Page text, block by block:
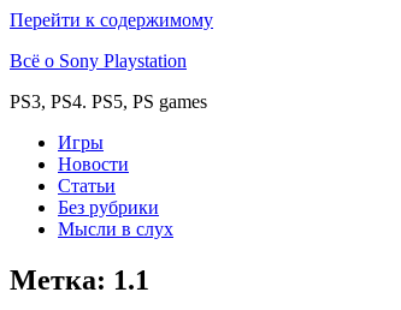
Перейти к содержимому
Всё о Sony Playstation
PS3, PS4. PS5, PS games
Игры
Новости
Статьи
Без рубрики
Мысли в слух
Метка: 1.1